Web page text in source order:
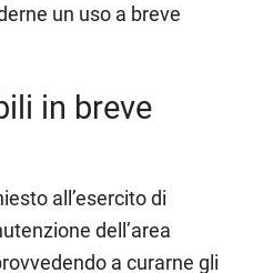
un uso a breve
in breve
all’esercito di
dell’area
a curarne gli